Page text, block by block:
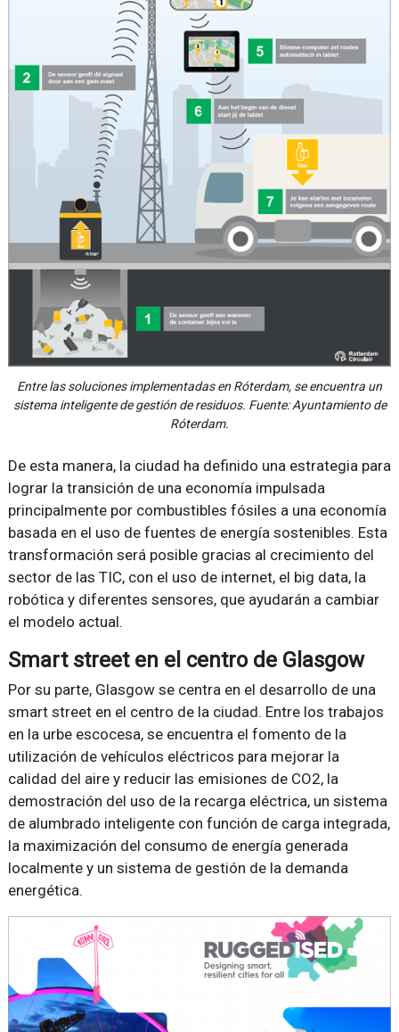
Entre las soluciones implementadas en Róterdam, se encuentra un
sistema inteligente de gestión de residuos. Fuente: Ayuntamiento de
Róterdam.
De esta manera, la ciudad ha definido una estrategia para
lograr la transición de una economía impulsada
principalmente por combustibles fósiles a una economía
basada en el uso de fuentes de energía sostenibles. Esta
transformación será posible gracias al crecimiento del
sector de las TIC, con el uso de internet, el big data, la
robótica y diferentes sensores, que ayudarán a cambiar
el modelo actual.
Smart street en el centro de Glasgow
Por su parte, Glasgow se centra en el desarrollo de una
smart street en el centro de la ciudad. Entre los trabajos
en la urbe escocesa, se encuentra el fomento de la
utilización de vehículos eléctricos para mejorar la
calidad del aire y reducir las emisiones de CO2, la
demostración del uso de la recarga eléctrica, un sistema
de alumbrado inteligente con función de carga integrada,
la maximización del consumo de energía generada
localmente y un sistema de gestión de la demanda
energética.